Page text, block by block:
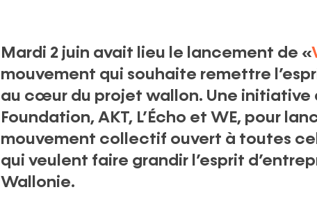
Mardi 2 juin avait lieu le lancement de «
mouvement qui souhaite remettre
au cœur du projet wallon. Une initiative
Foundation, AKT, L’Écho et WE, pour
mouvement collectif ouvert à toutes
qui veulent faire grandir l’esprit
Wallonie.